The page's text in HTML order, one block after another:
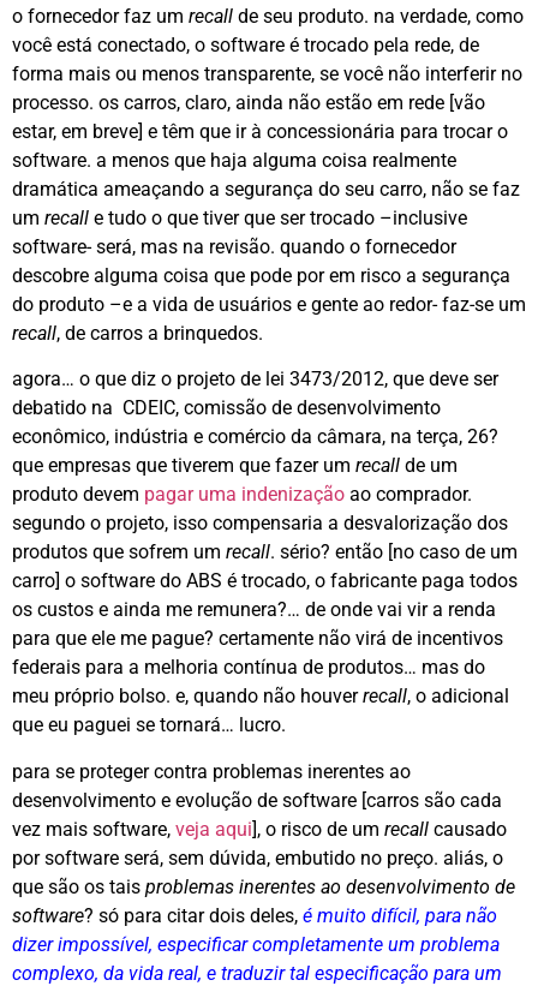
o fornecedor faz um recall de seu produto. na verdade, como
você está conectado, o software é trocado pela rede, de
forma mais ou menos transparente, se você não interferir no
processo. os carros, claro, ainda não estão em rede [vão
estar, em breve] e têm que ir à concessionária para trocar o
software. a menos que haja alguma coisa realmente
dramática ameaçando a segurança do seu carro, não se faz
um recall e tudo o que tiver que ser trocado –inclusive
software- será, mas na revisão. quando o fornecedor
descobre alguma coisa que pode por em risco a segurança
do produto –e a vida de usuários e gente ao redor- faz-se um
recall, de carros a brinquedos.
agora… o que diz o projeto de lei 3473/2012, que deve ser
debatido na CDEIC, comissão de desenvolvimento
econômico, indústria e comércio da câmara, na terça, 26?
que empresas que tiverem que fazer um recall de um
produto devem pagar uma indenização ao comprador.
segundo o projeto, isso compensaria a desvalorização dos
produtos que sofrem um recall. sério? então [no caso de um
carro] o software do ABS é trocado, o fabricante paga todos
os custos e ainda me remunera?… de onde vai vir a renda
para que ele me pague? certamente não virá de incentivos
federais para a melhoria contínua de produtos… mas do
meu próprio bolso. e, quando não houverrecall, o adicional
que eu paguei se tornará… lucro.
para se proteger contra problemas inerentes ao
desenvolvimento e evolução de software [carros são cada
vez mais software, veja aqui], o risco de um recall causado
por software será, sem dúvida, embutido no preço. aliás, o
que são os tais problemas inerentes ao desenvolvimento de
software? só para citar dois deles, é muito difícil, para não
dizer impossível, especificar completamente um problema
complexo, da vida real, e traduzir tal especificação para um